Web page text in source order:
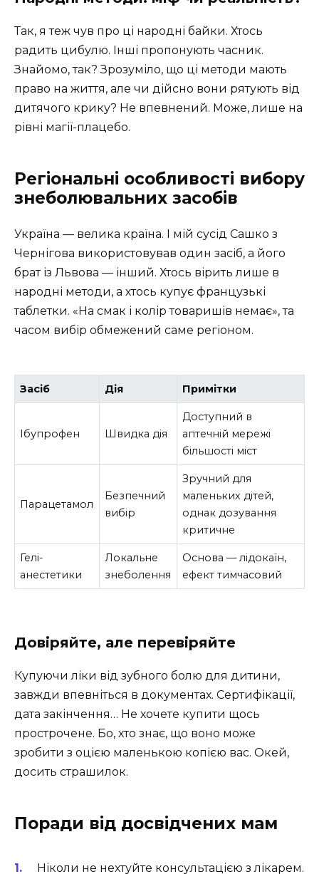
Так, я теж чув про ці народні байки. Хтось
радить цибулю. Інші пропонують часник.
Знайомо, так? Зрозуміло, що ці методи мають
право на життя, але чи дійсно вони рятують від
дитячого крику? Не впевнений. Може, лише на
рівні магії-плацебо.
Регіональні особливості вибору
знеболювальних засобів
Україна — велика країна. І мій сусід Сашко з
Чернігова використовував один засіб, а його
брат із Львова — інший. Хтось вірить лише в
народні методи, а хтось купує французькі
таблетки. «На смак і колір товаришів немає», та
часом вибір обмежений саме регіоном.
Засіб Дія Примітки
Ібупрофен Швидка дія
Доступний в
аптечній мережі
більшості міст
Парацетамол
Безпечний
вибір
Зручний для
маленьких дітей,
однак дозування
критичне
Гелі-
анестетики
Локальне
знеболення
Основа — лідокаїн,
ефект тимчасовий
Довіряйте, але перевіряйте
Купуючи ліки від зубного болю для дитини,
завжди впевніться в документах. Сертифікації,
дата закінчення… Не хочете купити щось
прострочене. Бо, хто знає, що воно може
зробити з оцією маленькою копією вас. Окей,
досить страшилок.
Поради від досвідчених мам
Ніколи не нехтуйте консультацією з лікарем.